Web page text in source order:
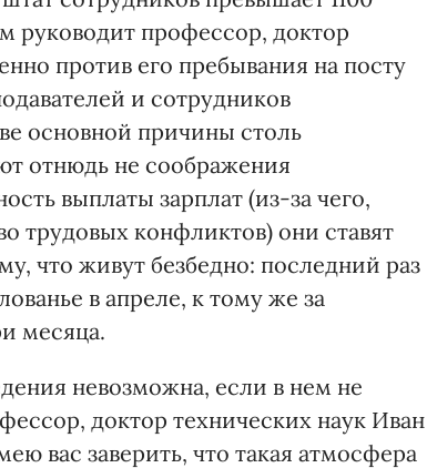
руководит профессор, доктор
против его пребывания на посту
и сотрудников
основной причины столь
отнюдь не соображения
выплаты зарплат (из-за чего,
трудовых конфликтов) они ставят
что живут безбедно: последний раз
в апреле, к тому же за
месяца.
невозможна, если в нем не
доктор технических наук Иван
вас заверить, что такая атмосфера